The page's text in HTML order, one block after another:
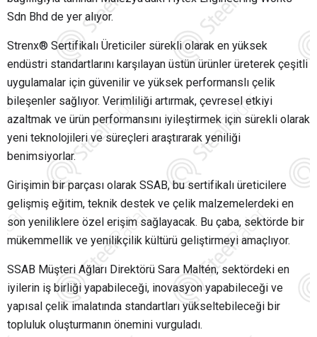
Sdn Bhd de yer alıyor.
Strenx® Sertifikalı Üreticiler sürekli olarak en yüksek
endüstri standartlarını karşılayan üstün ürünler üreterek çeşitli
uygulamalar için güvenilir ve yüksek performanslı çelik
bileşenler sağlıyor. Verimliliği artırmak, çevresel etkiyi
azaltmak ve ürün performansını iyileştirmek için sürekli olarak
yeni teknolojileri ve süreçleri araştırarak yeniliği
benimsiyorlar.
Girişimin bir parçası olarak SSAB, bu sertifikalı üreticilere
gelişmiş eğitim, teknik destek ve çelik malzemelerdeki en
son yeniliklere özel erişim sağlayacak. Bu çaba, sektörde bir
mükemmellik ve yenilikçilik kültürü geliştirmeyi amaçlıyor.
SSAB Müşteri Ağları Direktörü Sara Maltén, sektördeki en
iyilerin iş birliği yapabileceği, inovasyon yapabileceği ve
yapısal çelik imalatında standartları yükseltebileceği bir
topluluk oluşturmanın önemini vurguladı.